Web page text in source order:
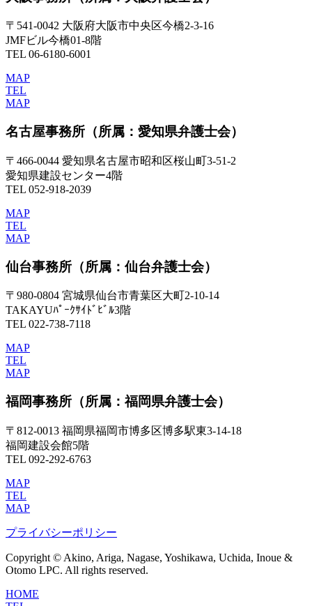
〒541-0042 大阪府大阪市中央区今橋2-3-16
JMFビル今橋01-8階
TEL 06-6180-6001
MAP
TEL
MAP
名古屋事務所 （所属：愛知県弁護士会）
〒466-0044 愛知県名古屋市昭和区桜山町3-51-2
愛知県建設センター4階
TEL 052-918-2039
MAP
TEL
MAP
仙台事務所 （所属：仙台弁護士会）
〒980-0804 宮城県仙台市青葉区大町2-10-14
TAKAYUﾊﾟｰｸｻｲﾄﾞﾋﾞﾙ3階
TEL 022-738-7118
MAP
TEL
MAP
福岡事務所 （所属：福岡県弁護士会）
〒812-0013 福岡県福岡市博多区博多駅東3-14-18
福岡建設会館5階
TEL 092-292-6763
MAP
TEL
MAP
プライバシーポリシー
Copyright © Akino, Ariga, Nagase, Yoshikawa, Uchida, Inoue &
Otomo LPC. All rights reserved.
HOME